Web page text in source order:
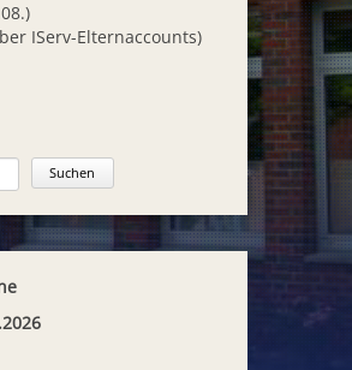
IServ-Elternaccounts)